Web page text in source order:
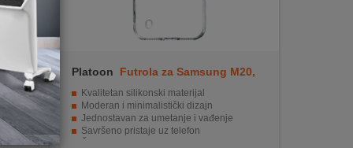
7,
7
Platoon
Futrola za Samsung M20,
Kvalitetan silikonski materijal
Moderan i minimalistički dizajn
Jednostavan za umetanje i vađenje
Savršeno pristaje uz telefon